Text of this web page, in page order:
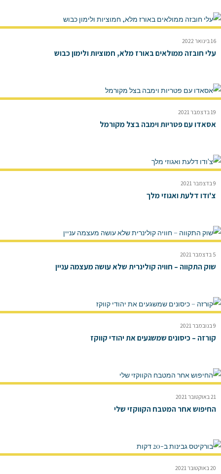
16 בינואר 2022
עלי חובזה ממולאים באורז מלא, חמוציות ולימון כבוש
19 בדצמבר 2021
אסאדו עם פטריות וימבה בצל מקורמל
9 בדצמבר 2021
צ'ודו דלעת ואגוזי מלך
5 בדצמבר 2021
שוק התקווה – חוויה קולינרית שלא עושה מעצמה עניין
9 בנובמבר 2021
קורזה – כיסונים שמשגעים את יהודי קווקז
21 באוקטובר 2021
החיפוש אחר המטבח הקווקזי שלי
20 באוקטובר 2021